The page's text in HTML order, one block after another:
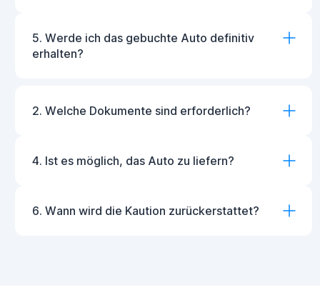
5. Werde ich das gebuchte Auto definitiv
erhalten?
2. Welche Dokumente sind erforderlich?
4. Ist es möglich, das Auto zu liefern?
6. Wann wird die Kaution zurückerstattet?